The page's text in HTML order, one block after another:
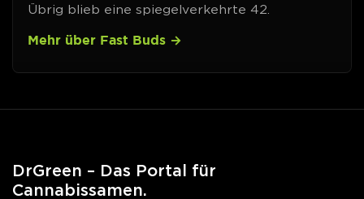
Übrig blieb eine spiegelverkehrte 42.
Mehr über Fast Buds
DrGreen – Das Portal für
Cannabissamen.